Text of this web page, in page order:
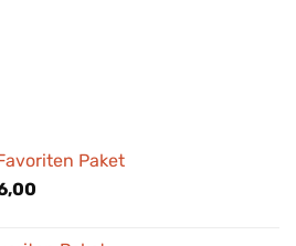
Paket
Aktueller